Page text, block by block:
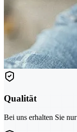
Qualität
Bei uns erhalten Sie